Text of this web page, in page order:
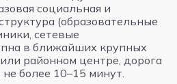
социальная и
(образовательные
сетевые
в ближайших крупных
районном центре, дорога
более 10–15 минут.